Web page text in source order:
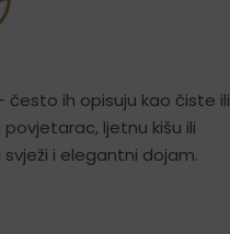
često ih opisuju kao čiste ili
ljetnu kišu ili
i elegantni dojam.